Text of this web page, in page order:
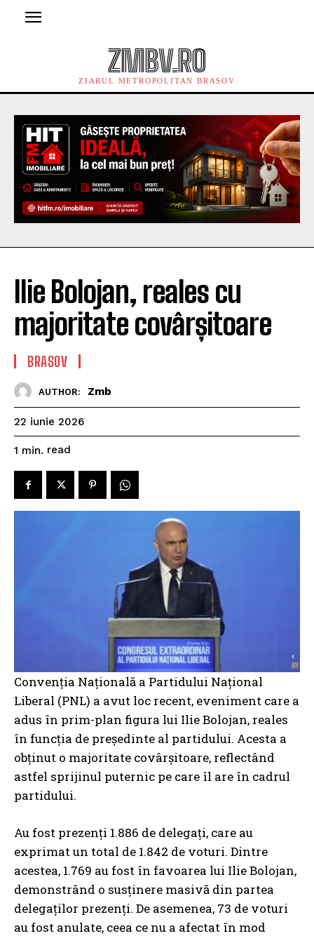
ZMBV.RO
ZIARUL METROPOLITAN BRASOV
Ilie Bolojan, reales cu
majoritate covârșitoare
BRASOV
AUTHOR: Zmb
22 iunie 2026
1 min. read
Convenția Națională a Partidului Național
Liberal (PNL) a avut loc recent, eveniment care a
adus în prim-plan figura lui Ilie Bolojan, reales
în funcția de președinte al partidului. Acesta a
obținut o majoritate covârșitoare, reflectând
astfel sprijinul puternic pe care îl are în cadrul
partidului.
Au fost prezenți 1.886 de delegați, care au
exprimat un total de 1.842 de voturi. Dintre
acestea, 1.769 au fost în favoarea lui Ilie Bolojan,
demonstrând o susținere masivă din partea
delegaților prezenți. De asemenea, 73 de voturi
au fost anulate, ceea ce nu a afectat în mod